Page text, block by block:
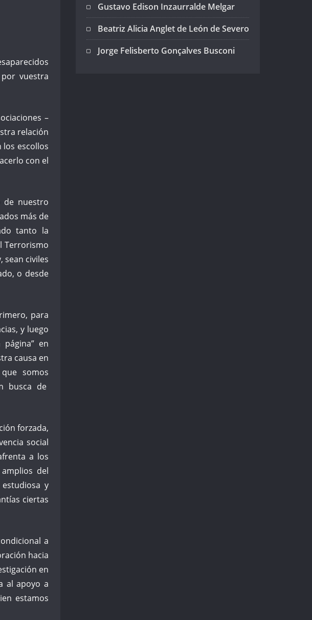
vuestra
–
relación
escollos
con el
de nuestro
más de
tanto la
Terrorismo
sean civiles
o desde
para
y luego
en
causa en
somos
busca de
forzada,
social
a los
del
y
ciertas
a
hacia
en
al apoyo a
estamos
Gustavo Edison Inzaurralde Melgar
Beatriz Alicia Anglet de León de Severo
Jorge Felisberto Gonçalves Busconi